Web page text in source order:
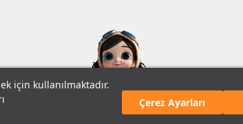
için kullanılmaktadır.
Çerez Ayarları